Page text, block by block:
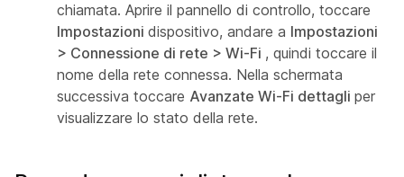
chiamata. Aprire il pannello di controllo, toccare
Impostazioni dispositivo, andare a Impostazioni
> Connessione di rete > Wi-Fi , quindi toccare il
nome della rete connessa. Nella schermata
successiva toccare Avanzate Wi-Fi dettagli per
visualizzare lo stato della rete.